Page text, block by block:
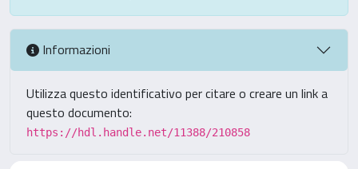
Informazioni
Utilizza questo identificativo per citare o creare un link a
questo documento:
https://hdl.handle.net/11388/210858